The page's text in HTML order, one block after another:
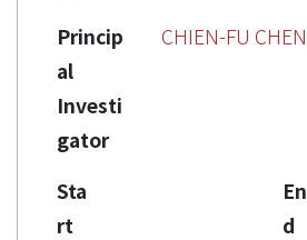
Princip
al
Investi
gator
CHIEN-FU CHEN
Sta
rt
En
d